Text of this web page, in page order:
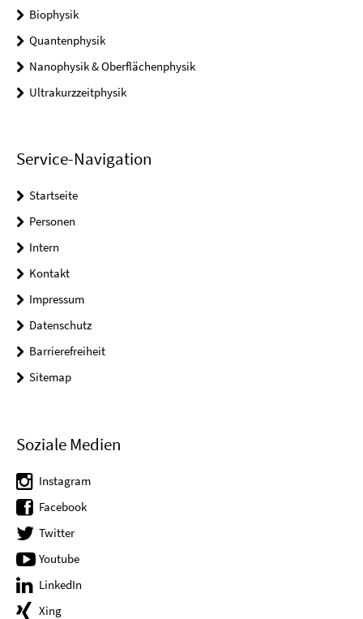
Biophysik
Quantenphysik
Nanophysik & Oberflächenphysik
Ultrakurzzeitphysik
Service-Navigation
Startseite
Personen
Intern
Kontakt
Impressum
Datenschutz
Barrierefreiheit
Sitemap
Soziale Medien
Instagram
Facebook
Twitter
Youtube
LinkedIn
Xing